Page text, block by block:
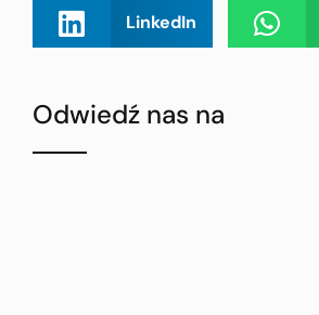
LinkedIn
Odwiedź nas na